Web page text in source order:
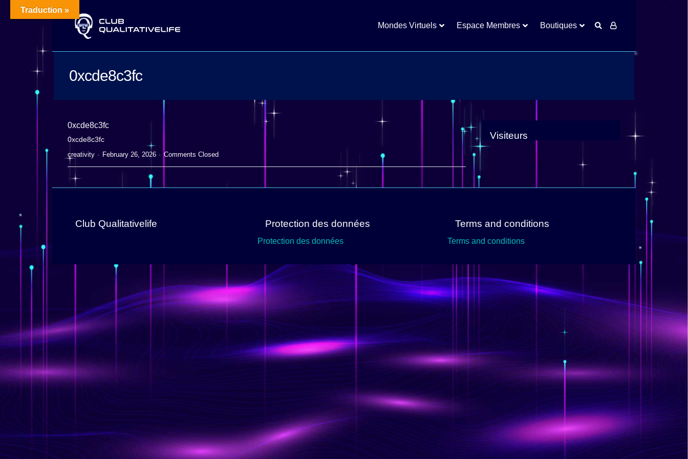
Mondes Virtuels Espace Membres Boutiques
0xcde8c3fc
0xcde8c3fc
0xcde8c3fc
creativity February 26, 2026 Comments Closed
Visiteurs
Club Qualitativelife Protection des données
Protection des données
Terms and conditions
Terms and conditions
Traduction »